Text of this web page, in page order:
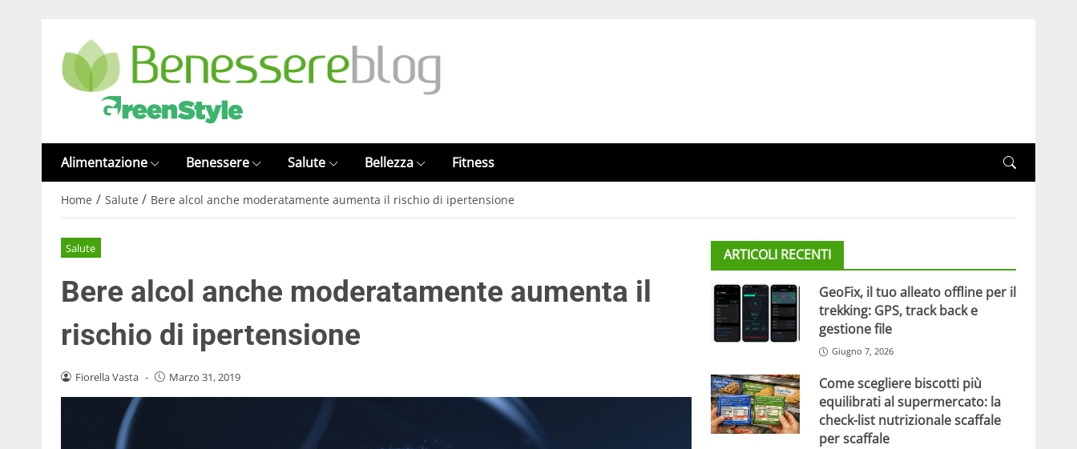
Alimentazione Benessere Salute Bellezza Fitness
Home / Salute / Bere alcol anche moderatamente aumenta il rischio di ipertensione
Salute
Bere alcol anche moderatamente aumenta il
rischio di ipertensione
Fiorella Vasta - Marzo 31, 2019
ARTICOLI RECENTI
GeoFix, il tuo alleato offline per il
trekking: GPS, track back e
gestione file
Giugno 7, 2026
Come scegliere biscotti più
equilibrati al supermercato: la
check-list nutrizionale scaffale
per scaffale